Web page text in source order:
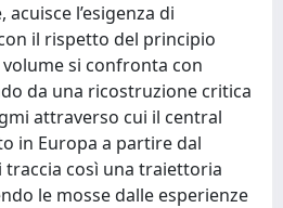
l’esigenza di
il rispetto del principio
si confronta con
da una ricostruzione critica
attraverso cui il central
in Europa a partire dal
così una traiettoria
le mosse dalle esperienze